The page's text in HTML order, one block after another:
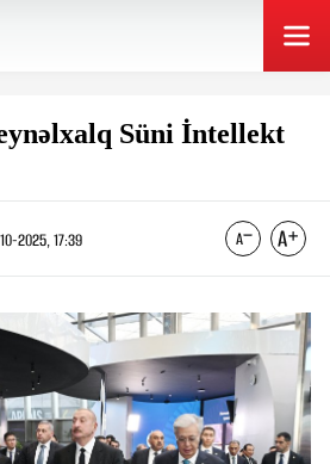
Süni İntellekt
2025, 17:39